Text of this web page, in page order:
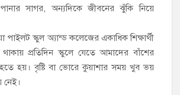
সাগর, অন্যদিকে জীবনের ঝুঁকি নিয়ে
পাইলট স্কুল অ্যান্ড কলেজের একাধিক শিক্ষার্থী
প্রতিদিন স্কুলে যেতে আমাদের বাঁশের
হয়। বৃষ্টি বা ভোরে কুয়াশার সময় খুব ভয়